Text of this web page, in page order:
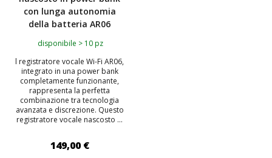
con lunga autonomia
della batteria AR06
disponibile > 10 pz
l registratore vocale Wi-Fi AR06,
integrato in una power bank
completamente funzionante,
rappresenta la perfetta
combinazione tra tecnologia
avanzata e discrezione. Questo
registratore vocale nascosto ...
149,00 €